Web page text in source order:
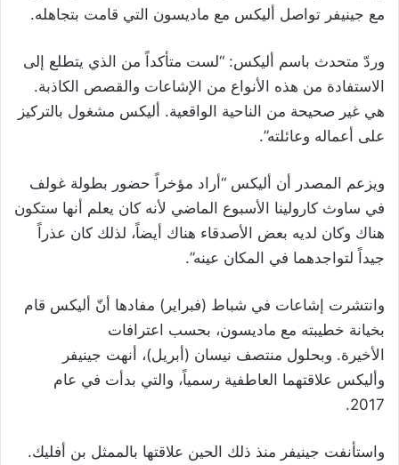
مع جينيفر تواصل أليكس مع ماديسون التي قامت بتجاهله.
وردّ متحدث باسم أليكس: “لست متأكداً من الذي يتطلع إلى
الاستفادة من هذه الأنواع من الإشاعات والقصص الكاذبة.
هي غير صحيحة من الناحية الواقعية. أليكس مشغول بالتركيز
على أعماله وعائلته”.
ويزعم المصدر أن أليكس “أراد مؤخراً حضور بطولة غولف
في ساوث كارولينا الأسبوع الماضي لأنه كان يعلم أنها ستكون
هناك وكان لديه بعض الأصدقاء هناك أيضاً، لذلك كان عذراً
جيداً لتواجدهما في المكان عينه”.
وانتشرت إشاعات في شباط (فبراير) مفادها أنّ أليكس قام
بخيانة خطيبته مع ماديسون، بحسب اعترافات
الأخيرة. وبحلول منتصف نيسان (أبريل)، أنهت جينيفر
وأليكس علاقتهما العاطفية رسمياً، والتي بدأت في عام
2017.
واستأنفت جينيفر منذ ذلك الحين علاقتها بالممثل بن أفليك.